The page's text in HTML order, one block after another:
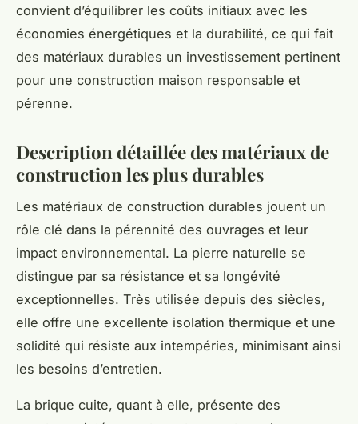
convient d’équilibrer les coûts initiaux avec les
économies énergétiques et la durabilité, ce qui fait
des matériaux durables un investissement pertinent
pour une construction maison responsable et
pérenne.
Description détaillée des matériaux de
construction les plus durables
Les matériaux de construction durables jouent un
rôle clé dans la pérennité des ouvrages et leur
impact environnemental. La pierre naturelle se
distingue par sa résistance et sa longévité
exceptionnelles. Très utilisée depuis des siècles,
elle offre une excellente isolation thermique et une
solidité qui résiste aux intempéries, minimisant ainsi
les besoins d’entretien.
La brique cuite, quant à elle, présente des